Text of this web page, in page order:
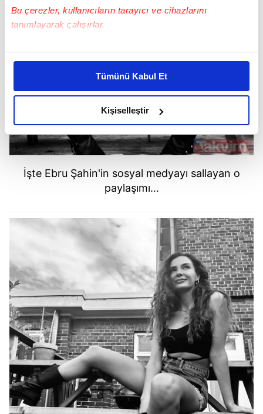
Bu çerezler, kullanıcıların tarayıcı ve cihazlarını
tanımlayarak çalışırlar.
Bu çerezlere izin vermeniz halinde sizlere özel
daha iyi reklam deneyimi yaşatabiliriz. Bunu yaparken
amacımızın size daha iyi bir reklam deneyimi sunmak
olduğunu ve sizlere en iyi içerikleri sunabilmek adına
elimizden gelen çabayı gösterdiğimizi ve bu noktada,
reklamların maliyetlerimizi karşılamak noktasında tek gelir
kalemimiz olduğunu sizlere hatırlatmak isteriz.
Her halükârda, kullanıcılar, bu çerezlere izin vermedikleri
takdirde, kullanıcılara hedefli reklamlar
Sizlere daha iyi bir hizmet sunabilmek için İnternet
Sitemizde kendimize ve üçüncü kişilere ait çerezler
kullanılmaktadır. Bu çerezler vasıtasıyla çeşitli kişisel
verileriniz işlenmekte olup gerekli olan çerezler bilgi
toplumu hizmetlerinin sunulması amacıyla
kullanılmaktadır. Diğer çerezler, sitemizin daha işlevsel
kılınması ve kişiselleştirilmesi ve sizlere yönelik
reklam/pazarlama faaliyetlerinin yapılması, amaçlarıyla
sınırlı olarak açık rızanız dahilinde kullanılacaktır.
Çerezlere ilişkin tercihlerinizi aşağıda yer alan panel
vasıtasıyla belirleyebilirsiniz. Çerezlere ilişkin detaylı bilgi
için Ayarlar butonuna tıklayabilir, Çerez Bilgilendirme
Tümünü Kabul Et
Kişiselleştir
İşte Ebru Şahin'in sosyal medyayı sallayan o
paylaşımı...